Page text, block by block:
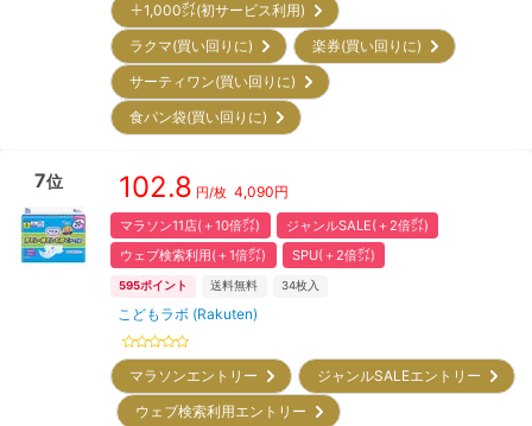
＋1,000㌽(初サービス利用)
ラクマ(買い回りに)
楽券(買い回りに)
サーティワン(買い回りに)
食パン袋(買い回りに)
7位 102.8 円/枚 4,090円
マラソン11店(＋10倍㌽)
ジャンルSALE(＋2倍㌽)
ウェブ検索利用(＋1倍㌽)
SPU(＋2倍㌽)
595ポイント 送料無料 34枚入
こどもラボ (Rakuten)
マラソンエントリー
ジャンルSALEエントリー
ウェブ検索利用エントリー